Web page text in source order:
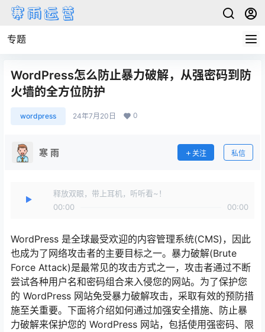
专题
WordPress怎么防止暴力破解，从强密码到防
火墙的全方位防护
wordpress 24年7月20日 0
寒 雨 关注 私信
释放双眼，带上耳机，听听看~！
00:00
00:00
WordPress 是全球最受欢迎的内容管理系统(CMS)，因此
也成为了网络攻击者的主要目标之一。暴力破解(Brute
Force Attack)是最常见的攻击方式之一，攻击者通过不断
尝试各种用户名和密码组合来入侵您的网站。为了保护您
的 WordPress 网站免受暴力破解攻击，采取有效的预防措
施至关重要。下面将介绍如何通过加强安全措施、防止暴
力破解来保护您的 WordPress 网站，包括使用强密码、限